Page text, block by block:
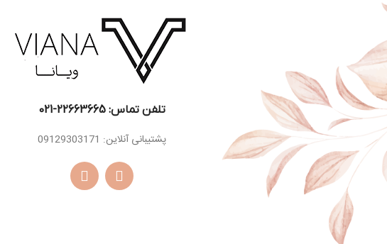
کاکائو
تلفن تماس: 22663665-021​
پشتیبانی آنلاین: 09129303171